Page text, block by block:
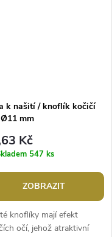
k našití / knoflík kočičí
mm
Kč
547 ks
ZOBRAZIT
knoflíky mají efekt
očí, jehož atraktivní